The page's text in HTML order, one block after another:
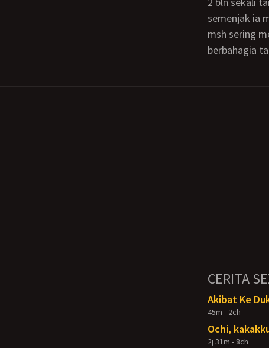
semenjak ia
msh sering
berbahagia
CERITA
Akibat Ke
45m - 2ch
Ochi,
2j 31m - 8ch